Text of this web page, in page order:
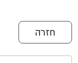
חזרה